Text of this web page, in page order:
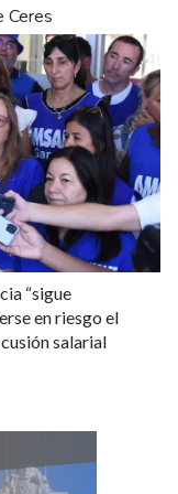
Ceres
“sigue
en riesgo el
salarial